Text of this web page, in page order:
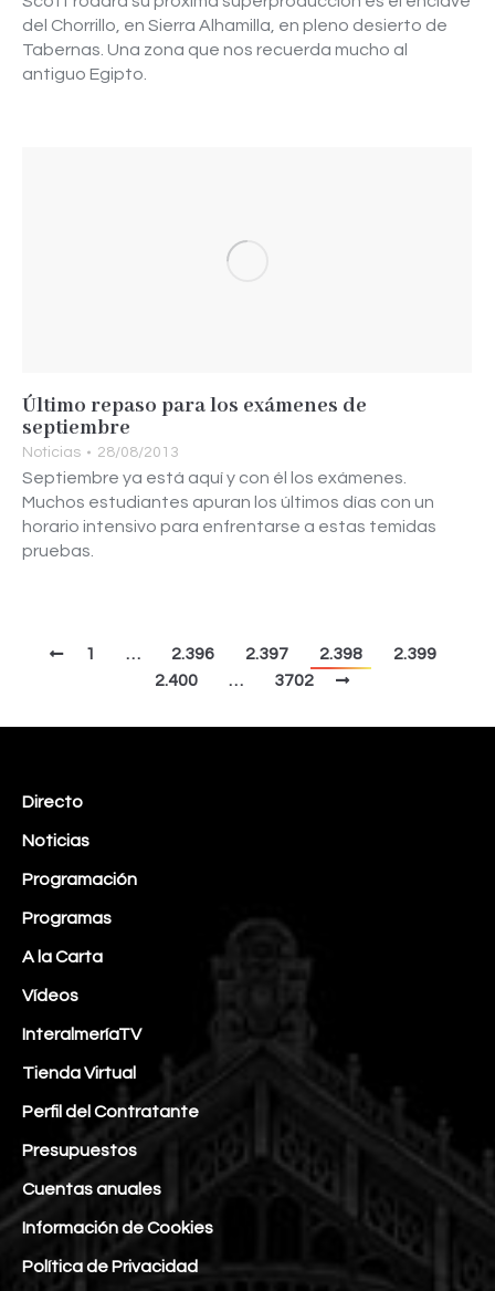
del Chorrillo, en Sierra Alhamilla, en pleno desierto de
Tabernas. Una zona que nos recuerda mucho al
antiguo Egipto.
Último repaso para los exámenes de
septiembre
Noticias 28/08/2013
Septiembre ya está aquí y con él los exámenes.
Muchos estudiantes apuran los últimos días con un
horario intensivo para enfrentarse a estas temidas
pruebas.
1 … 2.396 2.397 2.398
2.399
2.400
… 3702
Directo
Noticias
Programación
Programas
A la Carta
Vídeos
InteralmeríaTV
Tienda Virtual
Perfil del Contratante
Presupuestos
Cuentas anuales
Información de Cookies
Política de Privacidad